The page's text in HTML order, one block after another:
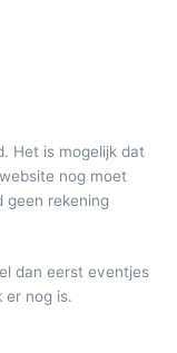
Het is mogelijk dat
nog moet
geen rekening
dan eerst eventjes
er nog is.